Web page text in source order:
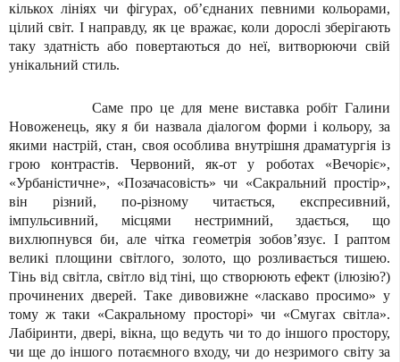
кількох лініях чи фігурах, об’єднаних певними кольорами,
цілий світ. І направду, як це вражає, коли дорослі зберігають
таку здатність або повертаються до неї, витворюючи свій
унікальний стиль.
Саме про це для мене виставка робіт Галини
Новоженець, яку я би назвала діалогом форми і кольору, за
якими настрій, стан, своя особлива внутрішня драматургія із
грою контрастів. Червоний, як-от у роботах «Вечоріє»,
«Урбаністичне», «Позачасовість» чи «Сакральний простір»,
він різний, по-різному читається, експресивний,
імпульсивний, місцями нестримний, здається, що
вихлюпнувся би, але чітка геометрія зобов’язує. І раптом
великі площини світлого, золото, що розливається тишею.
Тінь від світла, світло від тіні, що створюють ефект (ілюзію?)
прочинених дверей. Таке дивовижне «ласкаво просимо» у
тому ж таки «Сакральному просторі» чи «Смугах світла».
Лабіринти, двері, вікна, що ведуть чи то до іншого простору,
чи ще до іншого потаємного входу, чи до незримого світу за